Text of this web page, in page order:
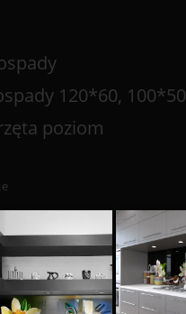
120*60, 100*50
poziom